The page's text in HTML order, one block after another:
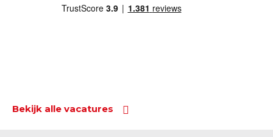
Bekijk alle vacatures